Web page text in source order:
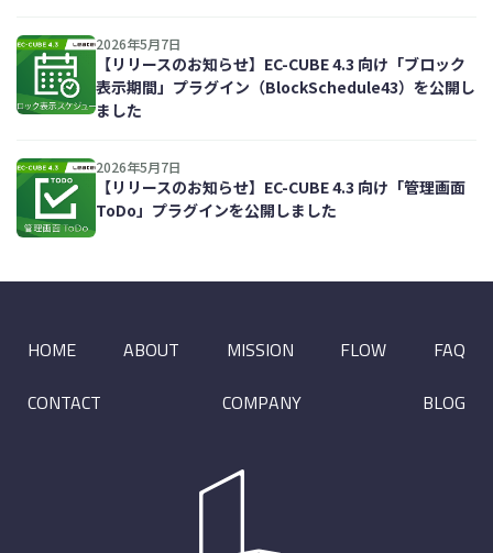
2026年5月7日
【リリースのお知らせ】EC-CUBE 4.3 向け「ブロック
表示期間」プラグイン（BlockSchedule43）を公開し
ました
2026年5月7日
【リリースのお知らせ】EC-CUBE 4.3 向け「管理画面
ToDo」プラグインを公開しました
HOME ABOUT MISSION FLOW
FAQ
CONTACT
COMPANY BLOG